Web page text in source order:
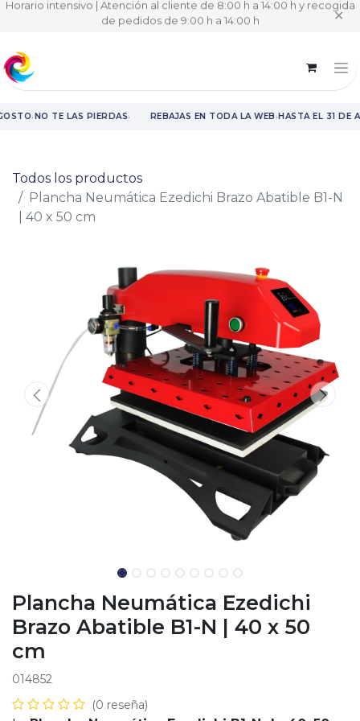
Horario intensivo | Atención al cliente de 8:00 h a 14:00 h y recogida
de pedidos de 9:00 h a 14:00 h ✕
·NO TE LAS PIERDAS· REBAJAS EN TODA LA WEB·HASTA EL 31 DE
Todos los productos
Plancha Neumática Ezedichi Brazo Abatible B1-N
| 40 x 50 cm
Plancha Neumática Ezedichi
Brazo Abatible B1-N | 40 x 50
cm
014852
(0 reseña)